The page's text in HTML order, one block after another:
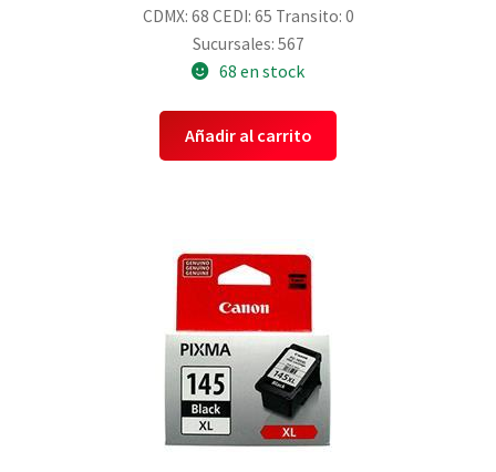
CDMX: 68 CEDI: 65 Transito: 0
Sucursales: 567
68 en stock
Añadir al carrito